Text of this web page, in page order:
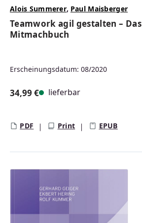
Alois Summerer, Paul Maisberger
Teamwork agil gestalten – Das
Mitmachbuch
Erscheinungsdatum: 08/2020
34,99 € lieferbar
PDF Print EPUB